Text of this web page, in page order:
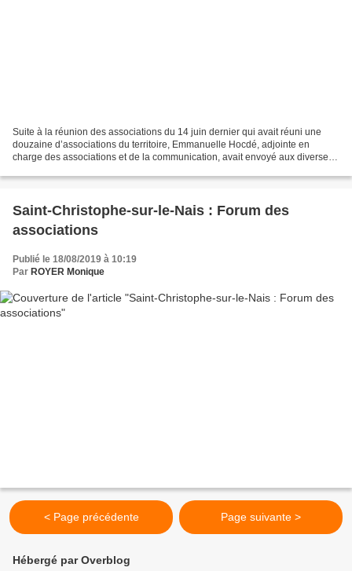
Suite à la réunion des associations du 14 juin dernier qui avait réuni une
douzaine d’associations du territoire, Emmanuelle Hocdé, adjointe en
charge des associations et de la communication, avait envoyé aux diverses
Saint-Christophe-sur-le-Nais : Forum des
associations
Publié le 18/08/2019 à 10:19
Par ROYER Monique
< Page précédente Page suivante >
Hébergé par Overblog